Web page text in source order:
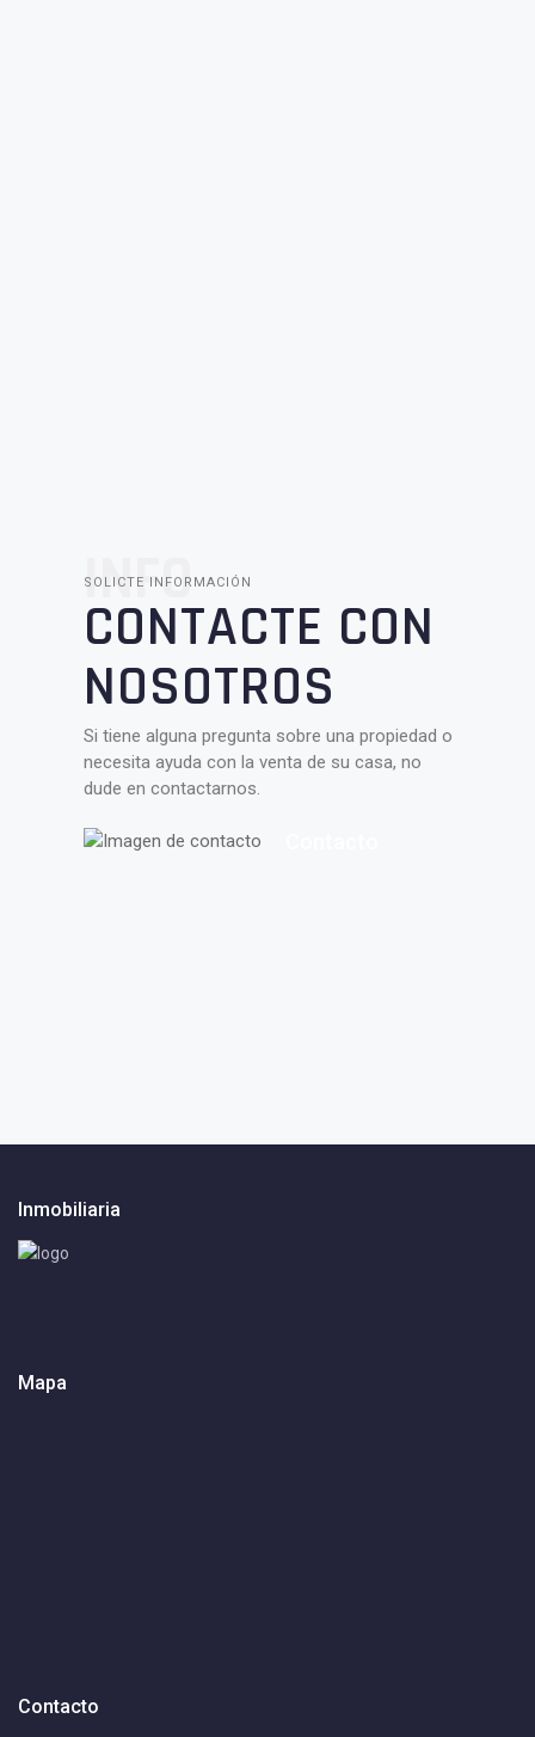
INFO
SOLICTE INFORMACIÓN
CONTACTE CON
NOSOTROS
Si tiene alguna pregunta sobre una propiedad o
necesita ayuda con la venta de su casa, no
dude en contactarnos.
Inmobiliaria
Mapa
Contacto